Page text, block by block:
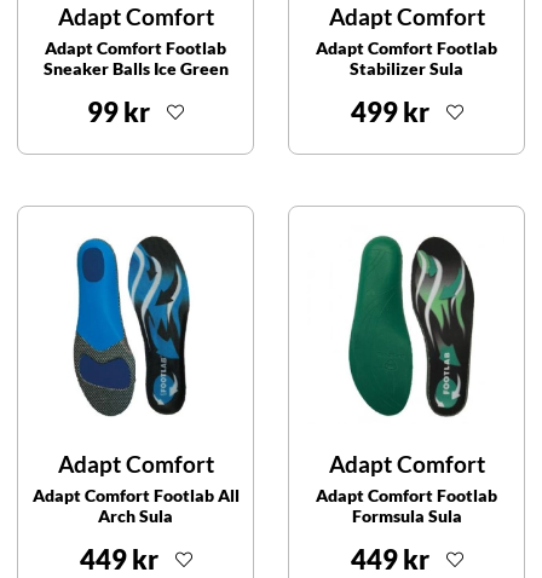
Adapt Comfort
Adapt Comfort Footlab
Sneaker Balls Ice Green
99 kr
Adapt Comfort
Adapt Comfort Footlab
Stabilizer Sula
499 kr
Adapt Comfort
Adapt Comfort Footlab All
Arch Sula
449 kr
Adapt Comfort
Adapt Comfort Footlab
Formsula Sula
449 kr